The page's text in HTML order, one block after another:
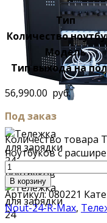
Тип
Количество
Модель
Тип выхода на
56,990.00 руб.
Под заказ
Количество товара
ноутбуков с
В корзину
Артикул:080221
Nout-24-R-Max,